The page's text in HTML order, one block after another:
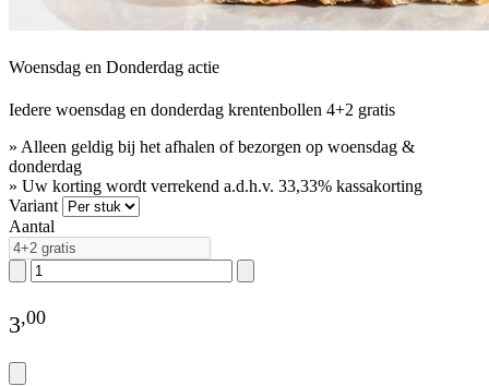
Woensdag en Donderdag actie
Iedere woensdag en donderdag krentenbollen 4+2 gratis
» Alleen geldig bij het afhalen of bezorgen op woensdag &
donderdag
» Uw korting wordt verrekend a.d.h.v. 33,33% kassakorting
Variant
Aantal
3,00